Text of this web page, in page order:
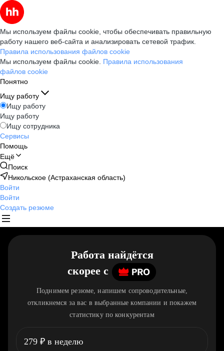
Мы используем файлы cookie, чтобы обеспечивать правильную
работу нашего веб-сайта и анализировать сетевой трафик.
Правила использования файлов cookie
Мы используем файлы cookie. Правила использования
файлов cookie
Понятно
Ищу работу
Ищу работу
Ищу работу
Ищу сотрудника
Сервисы
Помощь
Ещё
Поиск
Никольское (Астраханская область)
Войти
Войти
Создать резюме
Работа найдётся
скорее c
Поднимем резюме, напишем сопроводительные,
откликнемся за вас в выбранные компании и покажем
статистику по конкурентам
279 ₽ в неделю